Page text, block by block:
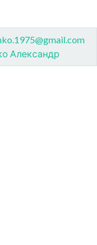
Александр